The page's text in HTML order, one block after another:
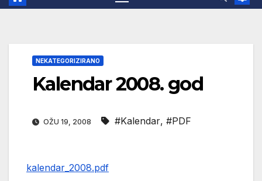
NEKATEGORIZIRANO
Kalendar 2008. god
OŽU 19, 2008 #Kalendar, #PDF
kalendar_2008.pdf